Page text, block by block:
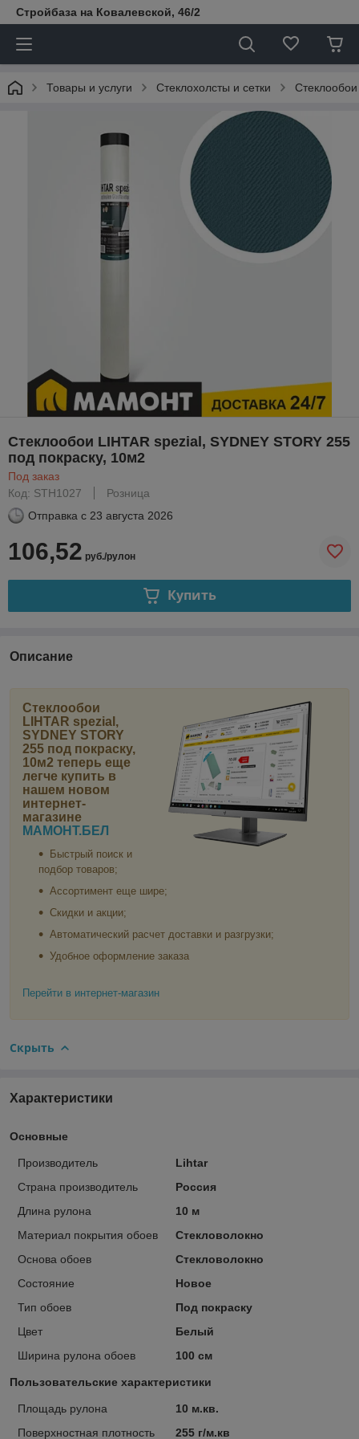
Стройбаза на Ковалевской, 46/2
Товары и услуги Стеклохолсты и сетки Стеклообои
Стеклообои LIHTAR spezial, SYDNEY STORY 255
под покраску, 10м2
Под заказ
Код: STH1027
Розница
Отправка с 23 августа 2026
106,52 руб./рулон
Купить
Описание
Стеклообои
LIHTAR spezial,
SYDNEY STORY
255 под покраску,
10м2 теперь еще
легче купить в
нашем новом
интернет-
магазине
МАМОНТ.БЕЛ
Быстрый поиск и
подбор товаров;
Ассортимент еще шире;
Скидки и акции;
Автоматический расчет доставки и разгрузки;
Удобное оформление заказа
Перейти в интернет-магазин
Скрыть
Характеристики
Основные
Производитель
Lihtar
Страна производитель
Россия
Длина рулона
10 м
Материал покрытия обоев
Стекловолокно
Основа обоев
Стекловолокно
Состояние
Новое
Тип обоев
Под покраску
Цвет
Белый
Ширина рулона обоев
100 см
Пользовательские характеристики
Площадь рулона
10 м.кв.
Поверхностная плотность
255 г/м.кв